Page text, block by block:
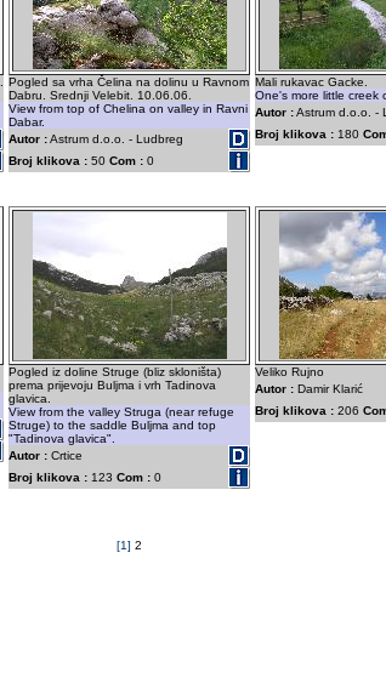
Pogled sa vrha Čelina na dolinu u Ravnom
Dabru. Srednji Velebit. 10.06.06.
View from top of Chelina on valley in Ravni
Dabar.
Autor :Astrum d.o.o. - Ludbreg
Broj klikova : 50 Com : 0
Mali rukavac Gacke.
One's more little creek
Autor :Astrum d.o.o. -
Broj klikova : 180
Pogled iz doline Struge (bliz skloništa)
prema prijevoju Buljma i vrh Tadinova
glavica.
View from the valley Struga (near refuge
Struge) to the saddle Buljma and top
"Tadinova glavica".
Autor : Crtice
Broj klikova : 123 Com : 0
Veliko Rujno
Autor : Damir Klarić
Broj klikova : 206
[1] 2